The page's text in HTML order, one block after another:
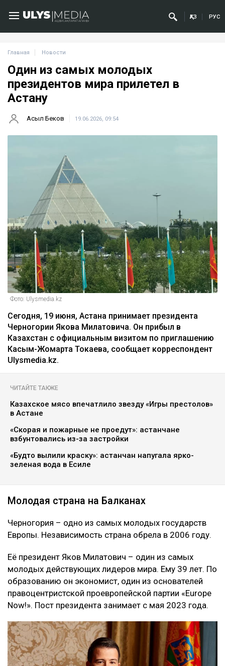
ҚАЗ РУС
Главная Новости
Один из самых молодых
президентов мира прилетел в
Астану
Асыл Беков 19.06.2026, 09:54
Фото: Ulysmedia.kz
Сегодня, 19 июня, Астана принимает президента
Черногории Якова Милатовича. Он прибыл в
Казахстан с официальным визитом по приглашению
Касым-Жомарта Токаева, сообщает корреспондент
Ulysmedia.kz.
ЧИТАЙТЕ ТАКЖЕ
Казахское мясо впечатлило звезду «Игры престолов»
в Астане
«Скорая и пожарные не проедут»: астанчане
взбунтовались из-за застройки
«Будто вылили краску»: астанчан напугала ярко-
зеленая вода в Есиле
Молодая страна на Балканах
Черногория – одно из самых молодых государств
Европы. Независимость страна обрела в 2006 году.
Её президент Яков Милатович – один из самых
молодых действующих лидеров мира. Ему 39 лет. По
образованию он экономист, один из основателей
правоцентристской проевропейской партии «Europe
Now!». Пост президента занимает с мая 2023 года.